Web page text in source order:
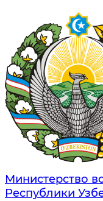
Министерство
Республики